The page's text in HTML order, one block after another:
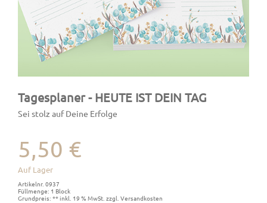
Tagesplaner- HEUTE IST DEIN TAG
Sei stolz auf Deine Erfolge
5,50 €
Auf Lager
Artikelnr. 0937
Füllmenge: 1 Block
Grundpreis: ** inkl. 19 % MwSt. zzgl. Versandkosten